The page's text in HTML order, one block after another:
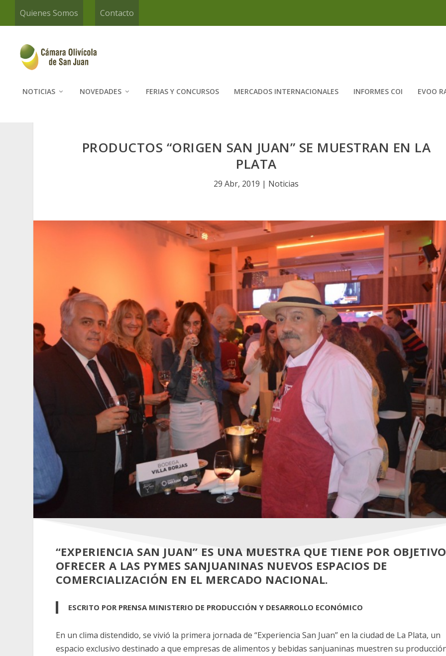
Quienes Somos Contacto
NOTICIAS NOVEDADES FERIAS Y CONCURSOS MERCADOS INTERNACIONALES INFORMES COI EVOO
PRODUCTOS “ORIGEN SAN JUAN” SE MUESTRAN EN LA
PLATA
29 Abr, 2019 | Noticias
“EXPERIENCIA SAN JUAN” ES UNA MUESTRA QUE TIENE POR OBJETIVO
OFRECER A LAS PYMES SANJUANINAS NUEVOS ESPACIOS DE
COMERCIALIZACIÓN EN EL MERCADO NACIONAL.
ESCRITO POR PRENSA MINISTERIO DE PRODUCCIÓN Y DESARROLLO ECONÓMICO
En un clima distendido, se vivió la primera jornada de “Experiencia San Juan” en la ciudad de La Plata, un
espacio exclusivo destinado a que empresas de alimentos y bebidas sanjuaninas muestren su